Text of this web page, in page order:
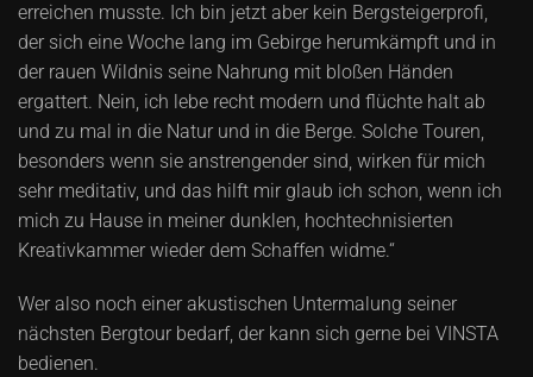
erreichen musste. Ich bin jetzt aber kein Bergsteigerprofi,
der sich eine Woche lang im Gebirge herumkämpft und in
der rauen Wildnis seine Nahrung mit bloßen Händen
ergattert. Nein, ich lebe recht modern und flüchte halt ab
und zu mal in die Natur und in die Berge. Solche Touren,
besonders wenn sie anstrengender sind, wirken für mich
sehr meditativ, und das hilft mir glaub ich schon, wenn ich
mich zu Hause in meiner dunklen, hochtechnisierten
Kreativkammer wieder dem Schaffen widme.“
Wer also noch einer akustischen Untermalung seiner
nächsten Bergtour bedarf, der kann sich gerne bei VINSTA
bedienen.